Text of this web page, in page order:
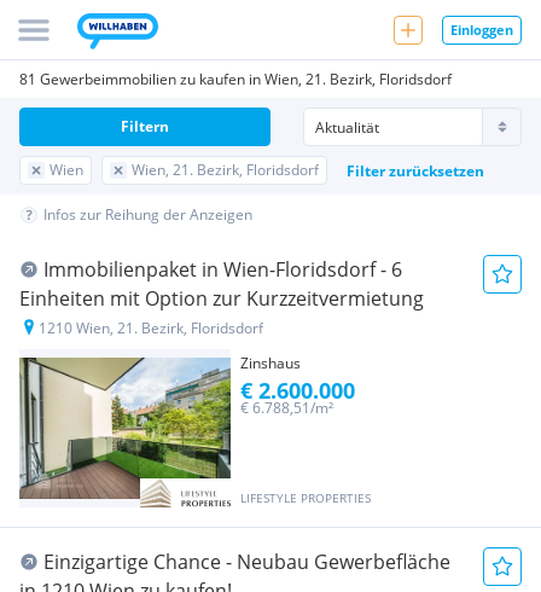
Einloggen
81 Gewerbeimmobilien zu kaufen in Wien, 21. Bezirk, Floridsdorf
Wien Wien, 21. Bezirk, Floridsdorf Filter zurücksetzen
Filtern
Infos zur Reihung der Anzeigen
Immobilienpaket in Wien-Floridsdorf - 6
Einheiten mit Option zur Kurzzeitvermietung
1210 Wien, 21. Bezirk, Floridsdorf
Zinshaus
LIFESTYLE PROPERTIES
€ 6.788,51/m²
€ 2.600.000
Einzigartige Chance - Neubau Gewerbefläche